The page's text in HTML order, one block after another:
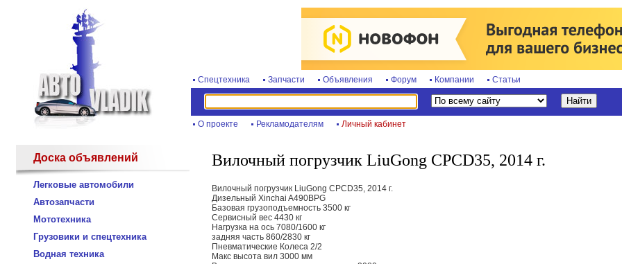
Спецтехника Запчасти Объявления Форум Компании Статьи
О проекте Рекламодателям Личный кабинет
Доска объявлений
Легковые автомобили
Автозапчасти
Мототехника
Грузовики и спецтехника
Водная техника
Вилочный погрузчик LiuGong CPCD35, 2014 г.
Вилочный погрузчик LiuGong CPCD35, 2014 г.
Дизельный Xinchai A490BPG
Базовая грузоподъемность 3500 кг
Сервисный вес 4430 кг
Нагрузка на ось 7080/1600 кг
задняя часть 860/2830 кг
Пневматические Колеса 2/2
Макс высота вил 3000 мм